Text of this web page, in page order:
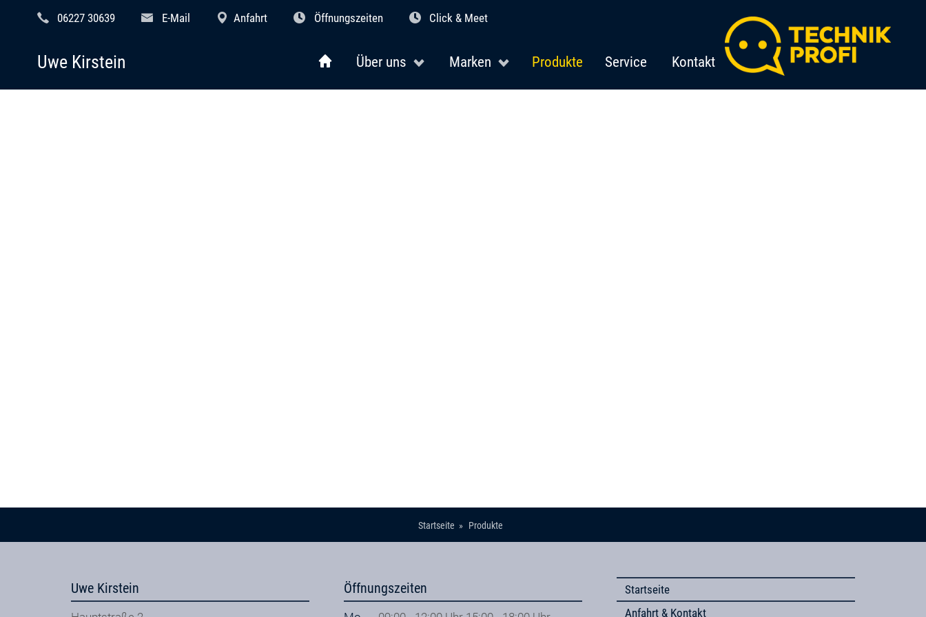
06227 30639 E-Mail Anfahrt Öffnungszeiten Click & Meet
Über uns Marken Produkte Service Kontakt
Uwe Kirstein
Startseite Produkte
Uwe Kirstein Öffnungszeiten
Startseite
Anfahrt & Kontakt